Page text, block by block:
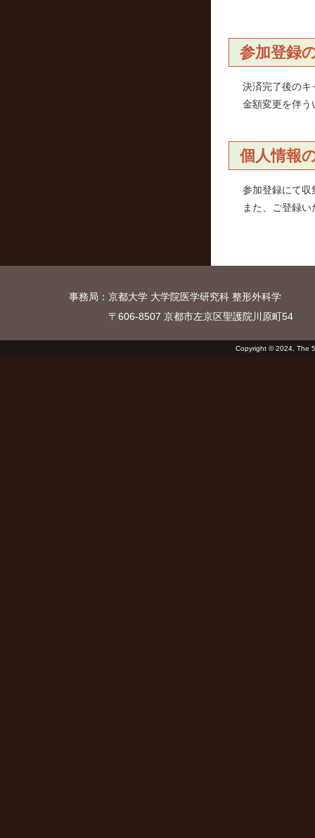
参加登録
決済完了後のキ
金額変更を伴う
個人情報
参加登録にて収
また、ご登録
事務局： 京都大学 大学院医学研究科 整形外科学
〒606-8507 京都市左京区聖護院川原町54
Copyright © 2024, The